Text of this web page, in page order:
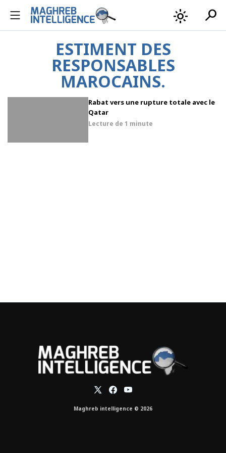
light_mode search
ESTIMENT DES
RESPONSABLES
MAROCAINS.
Rabat vers une rupture totale avec le
Qatar
Lecture de 1 minute
Maghreb intelligence © 2026